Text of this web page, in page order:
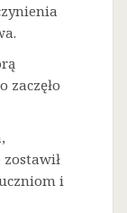
zaczęło
i